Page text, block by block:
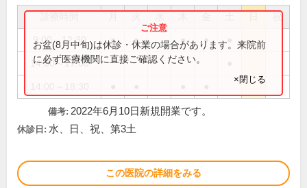
祝
9:00～12:30 ● ● ● ●
14:00～17:00
お盆(8月中旬)は休診・休業の場合があります。来院前
に必ず医療機関に直接ご確認ください。
×閉じる
備考: 2022年6月10日新規開業です。
休診日: 水、日、祝、第3土
この医院の詳細をみる